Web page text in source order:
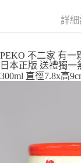
付款後全家取貨
每筆NT$65，滿
付款後7-11取貨
每筆NT$65，滿
詳細
PEKO 不二家 有一
日本正版 送禮獨一
300ml 直徑7.8x高